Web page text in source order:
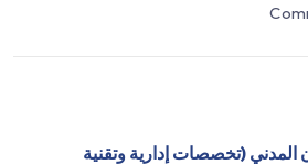
المدني (تخصصات إدارية وتقنية